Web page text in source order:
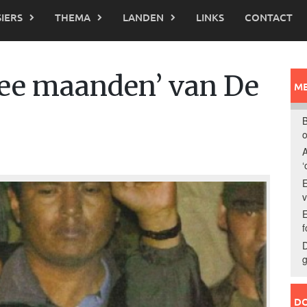
THEMA LANDEN LINKS CONTACT
maanden’ van De